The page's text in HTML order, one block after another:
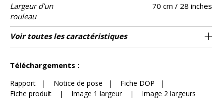
Largeur d’un
rouleau
70 cm / 28 inches
Longueur Vendu au rouleau de 10.05m / 11 yards
Raccord Raccord sauté 1/2
Rapport
Vertical
64cm / 25 pouces
Poids g/m² 330
Description
produit
Dessin feuillage
Entretien Lessivable
Pose colle Encollage du mur
Dépose Arrachage à sec
Norme COV A+
ASTME84 Class A
Norme
euroclass
B s2 d0
Pays d'origine Italie
Voir toutes les caractéristiques
Téléchargements :
Rapport | Notice de pose | Fiche DOP |
Fiche produit
| Image 1 largeur | Image 2 largeurs